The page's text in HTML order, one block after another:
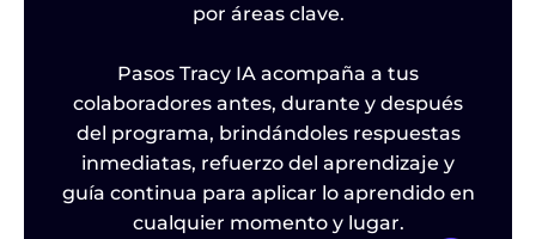
por áreas clave.
Pasos Tracy IA acompaña a tus
colaboradores antes, durante y después
del programa, brindándoles respuestas
inmediatas, refuerzo del aprendizaje y
guía continua para aplicar lo aprendido en
cualquier momento y lugar.